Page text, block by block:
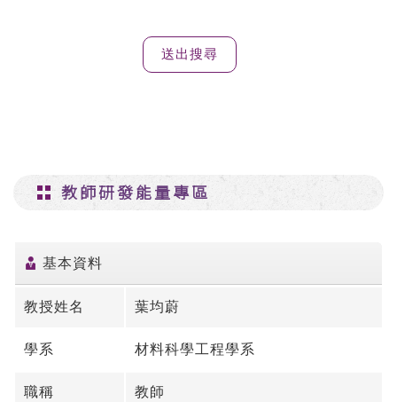
教師研發能量專區
基本資料
教授姓名 葉均蔚
學系 材料科學工程學系
職稱 教師